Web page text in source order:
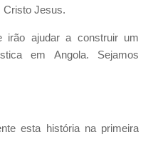
Cristo Jesus.
irão ajudar a construir um
em Angola. Sejamos
esta história na primeira